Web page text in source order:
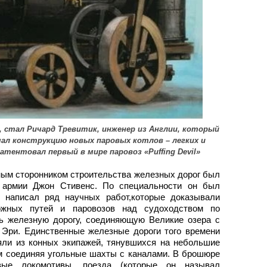
стал Ричард Тревитик, инженер из Англии, который
конструкцию новых паровых котлов – легких и
первый в мире паровоз «Puffing Devil»
сторонником строительства железных дорог был
армии Джон Стивенс. По специальности он был
ряд научных работ,которые доказывали
путей и паровозов над судоходством по
железную дорогу, соединяющую Великие озера с
Единственные железные дороги того времени
из конных экипажей, тянувшихся на небольшие
соединяя угольные шахты с каналами. В брошюре
локомотивы, поезда (которые он называл